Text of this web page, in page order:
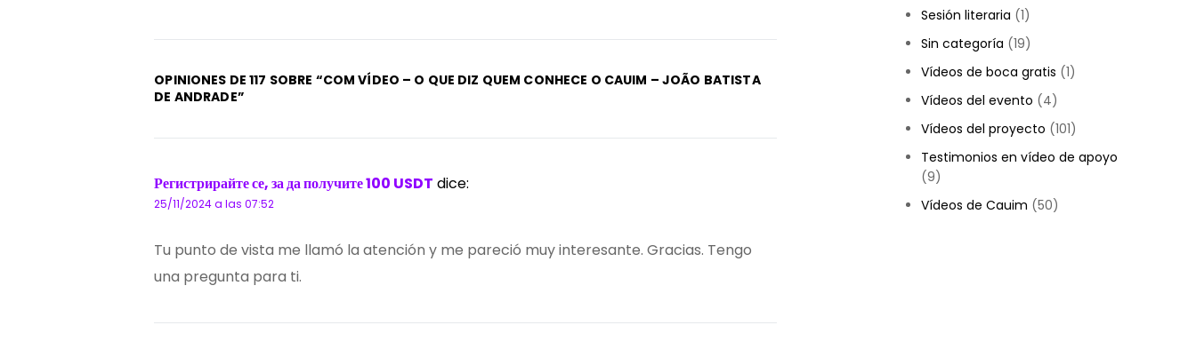
OPINIONES DE 117 SOBRE “COM VÍDEO – O QUE DIZ QUEM CONHECE O CAUIM – JOÃO BATISTA
DE ANDRADE”
Регистрирайте се, за да получите 100 USDT dice:
25/11/2024 a las 07:52
Tu punto de vista me llamó la atención y me pareció muy interesante. Gracias. Tengo
una pregunta para ti.
Sesión literaria (1)
Sin categoría (19)
Vídeos de boca gratis (1)
Vídeos del evento (4)
Vídeos del proyecto (101)
Testimonios en vídeo de apoyo
(9)
Vídeos de Cauim (50)